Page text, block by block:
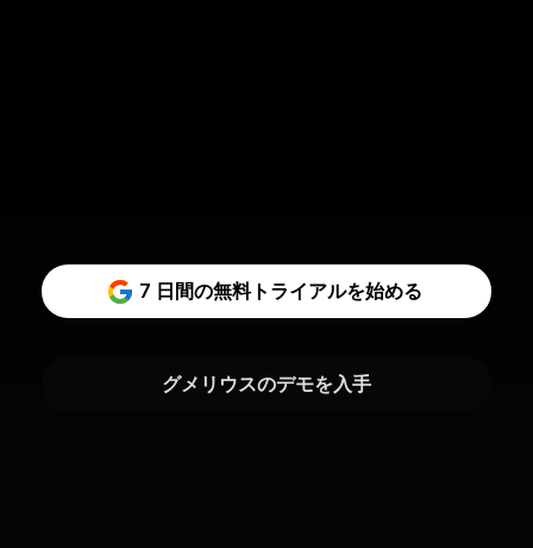
7 日間の無料トライアルを始める
グメリウスのデモを入手